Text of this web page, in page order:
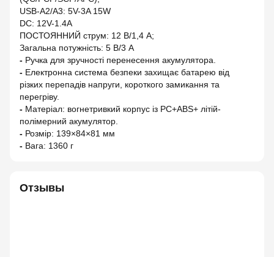
USB-A2/A3: 5V-3A 15W
DC: 12V-1.4A
ПОСТОЯННИЙ струм: 12 В/1,4 А;
Загальна потужність: 5 В/3 А
- Ручка для зручності перенесення акумулятора.
- Електронна система безпеки захищає батарею від
різких перепадів напруги, короткого замикання та
перегріву.
- Матеріал: вогнетривкий корпус із PC+ABS+ літій-
полімерний акумулятор.
- Розмір: 139×84×81 мм
- Вага: 1360 г
Отзывы